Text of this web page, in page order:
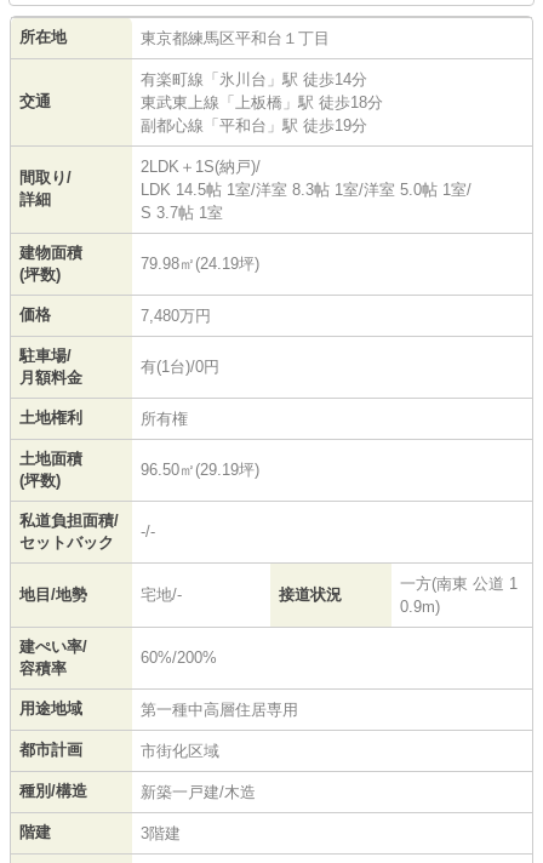
所在地 東京都練馬区平和台 １丁目
交通
有楽町線 「 氷川台 」駅 徒歩14分
東武東上線 「 上板橋 」駅 徒歩18分
副都心線 「 平和台 」駅 徒歩19分
間取り/
詳細
2LDK＋1S(納戸)/
LDK 14.5帖 1室/洋室 8.3帖 1室/洋室 5.0帖 1室/
S 3.7帖 1室
建物面積
(坪数)
79.98㎡(24.19坪)
価格 7,480万円
駐車場/
月額料金
有(1台)/0円
土地権利 所有権
土地面積
(坪数)
96.50㎡(29.19坪)
私道負担面積/
セットバック
-/-
地目/地勢 宅地/- 接道状況
一方(南東 公道 1
0.9m)
建ぺい率/
容積率
60%/200%
用途地域 第一種中高層住居専用
都市計画 市街化区域
種別/構造 新築一戸建/木造
階建 3階建